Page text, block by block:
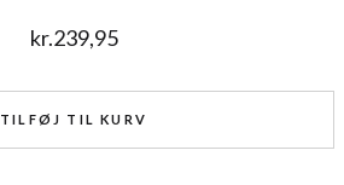
kr.239,95
TILFØJ TIL KURV